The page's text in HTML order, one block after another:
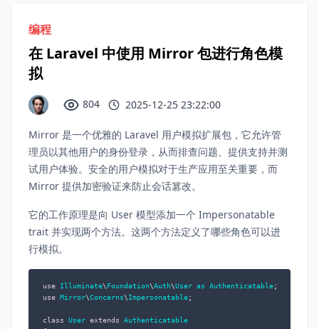
编程
在 Laravel 中使用 Mirror 包进行角色模
拟
804 2025-12-25 23:22:00
Mirror 是一个优雅的 Laravel 用户模拟扩展包，它允许管
理员以其他用户的身份登录，从而排查问题、提供支持并测
试用户体验。安全的用户模拟对于生产应用至关重要，而
Mirror 提供加密验证来防止会话篡改。
它的工作原理是向 User 模型添加一个 Impersonatable
trait 并实现两个方法。这两个方法定义了哪些角色可以进
行模拟。
use Illuminate\ Foundation\Auth\User as Authenticatable
use
Mirror\Concerns\Impersonatable;
class User extends
Authenticatable